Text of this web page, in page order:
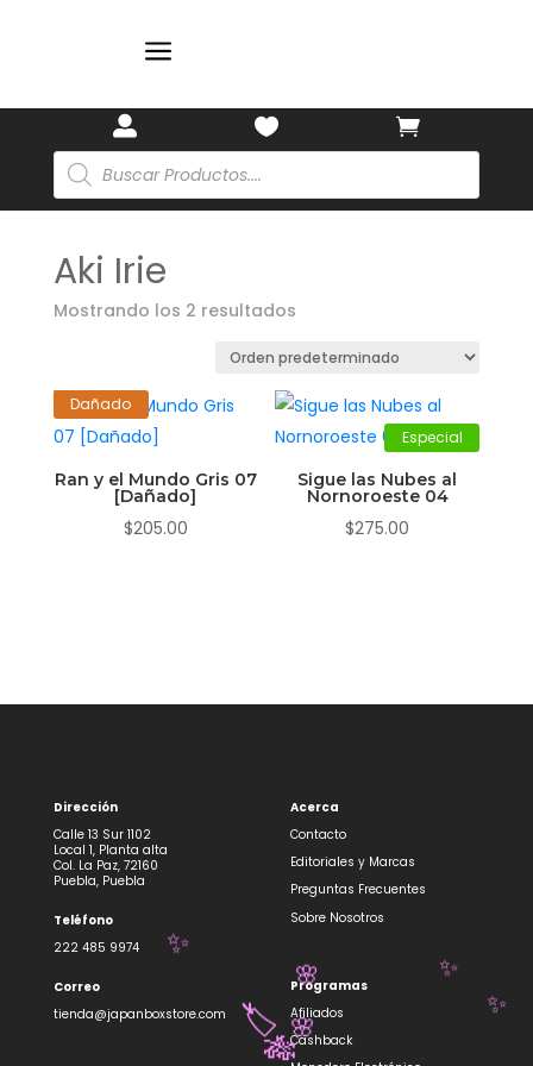
a
 

Búsqueda
de
productos
Aki Irie
Mostrando los 2 resultados
Dañado
Ran y el Mundo Gris 07
[Dañado]
$205.00
Especial
Sigue las Nubes al
Nornoroeste 04
$275.00
Dirección
Calle 13 Sur 1102
Local 1, Planta alta
Col. La Paz, 72160
Puebla, Puebla
Teléfono
222 485 9974
Correo
tienda@japanboxstore.com
Acerca
Contacto
Editoriales y Marcas
Preguntas Frecuentes
Sobre Nosotros
Programas
Afiliados
Cashback
✨
✨
🏷️ 🌸
✨
🌸